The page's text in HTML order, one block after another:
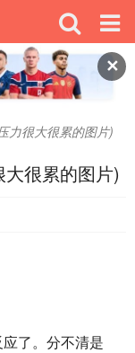
✕
力很大很累的图片)
很累的图片)
了。分不清是